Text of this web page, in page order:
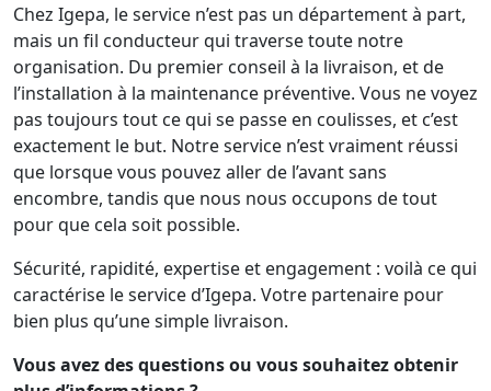
Chez Igepa, le service n’est pas un département à part,
mais un fil conducteur qui traverse toute notre
organisation. Du premier conseil à la livraison, et de
l’installation à la maintenance préventive. Vous ne voyez
pas toujours tout ce qui se passe en coulisses, et c’est
exactement le but. Notre service n’est vraiment réussi
que lorsque vous pouvez aller de l’avant sans
encombre, tandis que nous nous occupons de tout
pour que cela soit possible.
Sécurité, rapidité, expertise et engagement : voilà ce qui
caractérise le service d’Igepa. Votre partenaire pour
bien plus qu’une simple livraison.
Vous avez des questions ou vous souhaitez obtenir